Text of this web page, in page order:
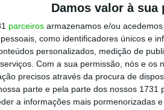
Damos valor à sua
parceiros armazenamos e/ou
como identificadores únicos e
personalizados, medição de
Com a sua permissão, nós e os
precisos através da procura de
parte e pela parte dos nossos 1731
a informações mais pormenorizadas
já não vão dar
profissional (NBA) emitiu dez